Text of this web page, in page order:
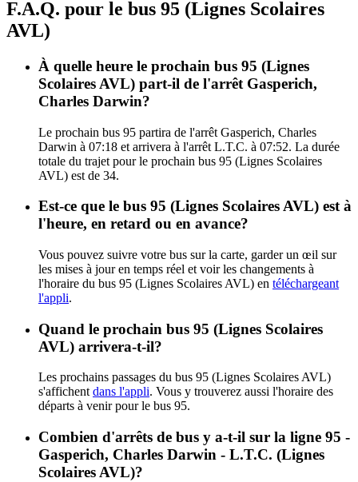
F.A.Q. pour le bus 95 (Lignes Scolaires
AVL)
À quelle heure le prochain bus 95 (Lignes
Scolaires AVL) part-il de l'arrêt Gasperich,
Charles Darwin?
Le prochain bus 95 partira de l'arrêt Gasperich, Charles
Darwin à 07:18 et arrivera à l'arrêt L.T.C. à 07:52. La durée
totale du trajet pour le prochain bus 95 (Lignes Scolaires
AVL) est de 34.
Est-ce que le bus 95 (Lignes Scolaires AVL) est à
l'heure, en retard ou en avance?
Vous pouvez suivre votre bus sur la carte, garder un œil sur
les mises à jour en temps réel et voir les changements à
l'horaire du bus 95 (Lignes Scolaires AVL) en téléchargeant
l'appli.
Quand le prochain bus 95 (Lignes Scolaires
AVL) arrivera-t-il?
Les prochains passages du bus 95 (Lignes Scolaires AVL)
s'affichent dans l'appli. Vous y trouverez aussi l'horaire des
départs à venir pour le bus 95.
Combien d'arrêts de bus y a-t-il sur la ligne 95 -
Gasperich, Charles Darwin - L.T.C. (Lignes
Scolaires AVL)?